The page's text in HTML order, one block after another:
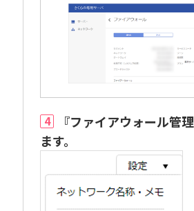
4
『ファイアウォール管
ます。